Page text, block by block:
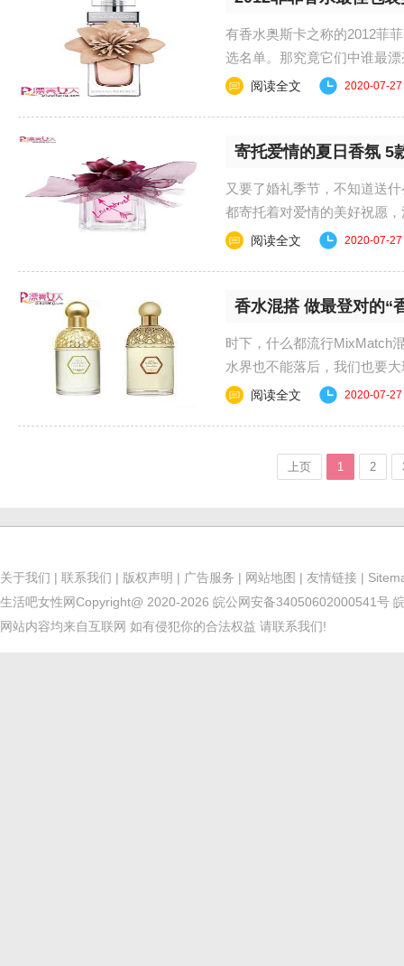
有香水奥斯卡之称的2012菲
选名单。那究竟它们中谁最
阅读全文 2020-07-27
寄托爱情的夏日香氛 5
又要了婚礼季节，不知道送
都寄托着对爱情的美好祝愿
阅读全文 2020-07-27
香水混搭 做最登对的“
时下，什么都流行MixMatch
水界也不能落后，我们也要
香氛时，我们可以用......
阅读全文 2020-07-27
上页 1 2
关于我们 | 联系我们 | 版权声明 | 广告服务 | 网站地图 | 友情链接 |
生活吧女性网Copyright@ 2020-2026 皖公网安备34050602000541号
网站内容均来自互联网 如有侵犯你的合法权益 请联系我们!